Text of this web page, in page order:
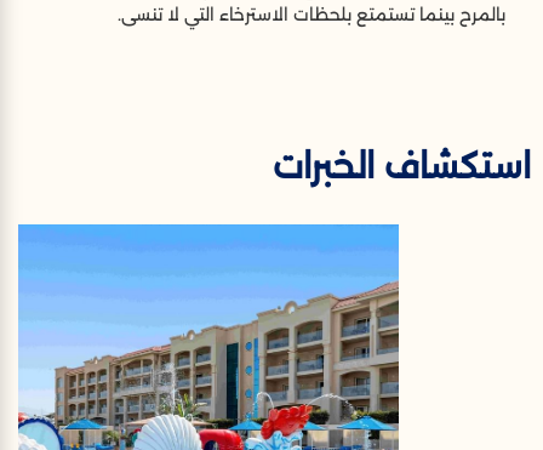
بالمرح بينما تستمتع بلحظات الاسترخاء التي لا تنسى.
استكشاف الخبرات